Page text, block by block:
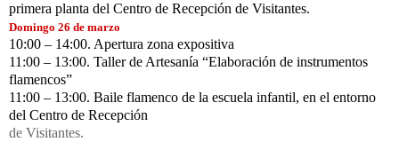
primera planta del Centro de Recepción de Visitantes.
Domingo 26 de marzo
10:00 – 14:00. Apertura zona expositiva
11:00 – 13:00. Taller de Artesanía “Elaboración de instrumentos
flamencos”
11:00 – 13:00. Baile flamenco de la escuela infantil, en el entorno
del Centro de Recepción
de Visitantes.